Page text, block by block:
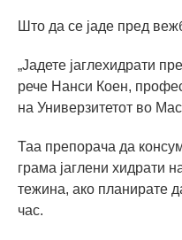
Што да се јаде пред
„Јадете јаглехидрати
рече Нанси Коен,
на Универзитетот во
Таа препорача да
грама јаглени хидрати
тежина, ако планирате
час.